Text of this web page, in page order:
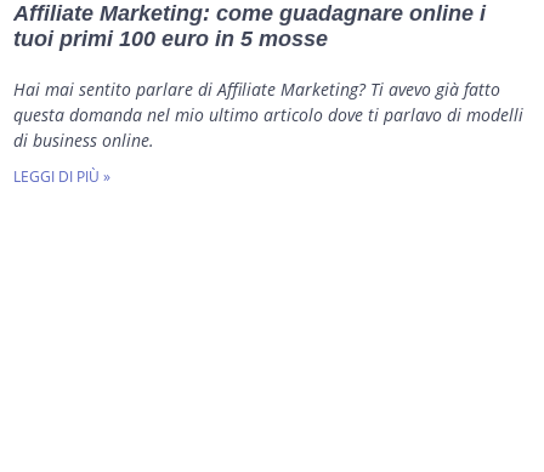
Affiliate Marketing: come guadagnare online i
tuoi primi 100 euro in 5 mosse
Hai mai sentito parlare di Affiliate Marketing? Ti avevo già fatto
questa domanda nel mio ultimo articolo dove ti parlavo di modelli
di business online.
LEGGI DI PIÙ »